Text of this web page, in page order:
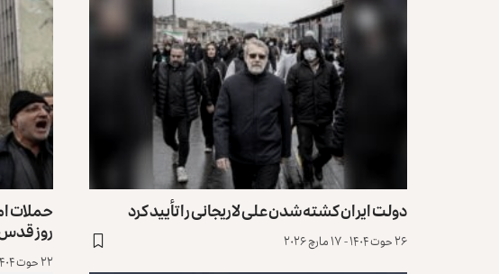
دولت ایران کشته‌شدن علی لاریجانی را تأیید کرد
۲۶ حوت ۱۴۰۴ - ۱۷ مارچ ۲۰۲۶
حملات
روز
۲۲ حوت ۱۴۰۴ - ۱۳ مارچ ۲۰۲۶